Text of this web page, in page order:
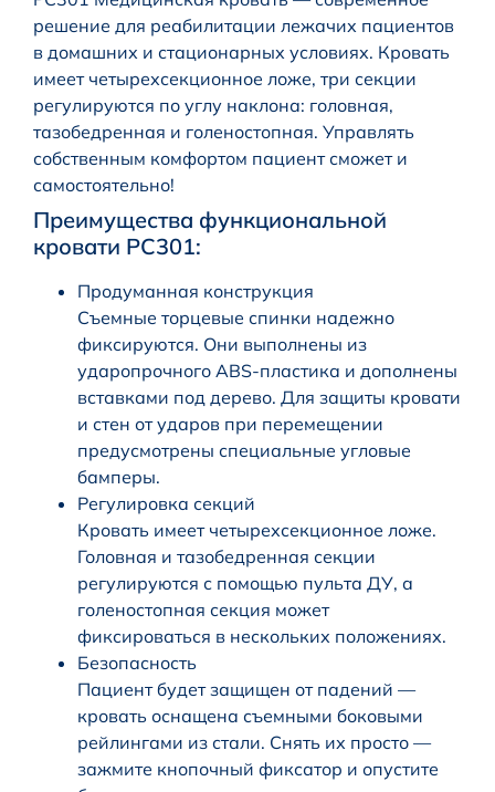
решение для реабилитации лежачих пациентов
в домашних и стационарных условиях. Кровать
имеет четырехсекционное ложе, три секции
регулируются по углу наклона: головная,
тазобедренная и голеностопная. Управлять
собственным комфортом пациент сможет и
самостоятельно!
Преимущества функциональной
кровати PC301:
Продуманная конструкция
Съемные торцевые спинки надежно
фиксируются. Они выполнены из
ударопрочного ABS-пластика и дополнены
вставками под дерево. Для защиты кровати
и стен от ударов при перемещении
предусмотрены специальные угловые
бамперы.
Регулировка секций
Кровать имеет четырехсекционное ложе.
Головная и тазобедренная секции
регулируются с помощью пульта ДУ, а
голеностопная секция может
фиксироваться в нескольких положениях.
Безопасность
Пациент будет защищен от падений —
кровать оснащена съемными боковыми
рейлингами из стали. Снять их просто —
зажмите кнопочный фиксатор и опустите